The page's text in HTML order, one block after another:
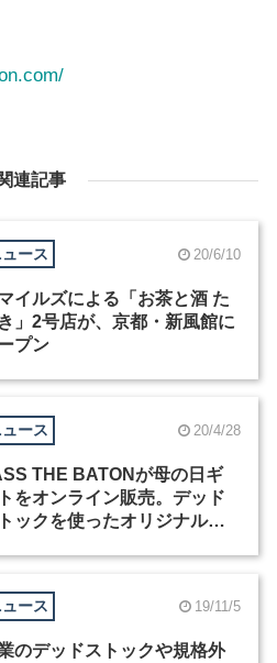
連記事
ース 20/6/10
イルズによる「お茶と酒 た
」2号店が、京都・新風館に
プン
ース 20/4/28
THE BATONが母の日ギ
をオンライン販売。デッド
ックを使ったオリジナル新
ース 19/11/5
のデッドストックや規格外